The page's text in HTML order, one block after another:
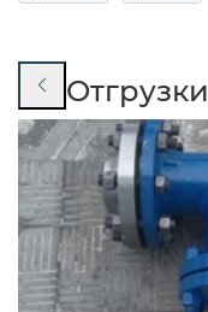
Отгрузки